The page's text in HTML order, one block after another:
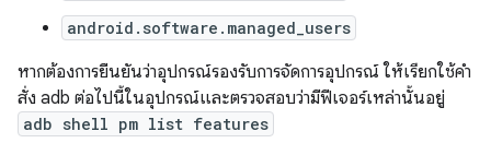
android.software.managed_users
หากต้องการยืนยันว่าอุปกรณ์รองรับการจัดการอุปกรณ์ ให้เรียกใช้คำ
สั่ง adb ต่อไปนี้ในอุปกรณ์และตรวจสอบว่ามีฟีเจอร์เหล่านั้นอยู่
adb shell pm list features